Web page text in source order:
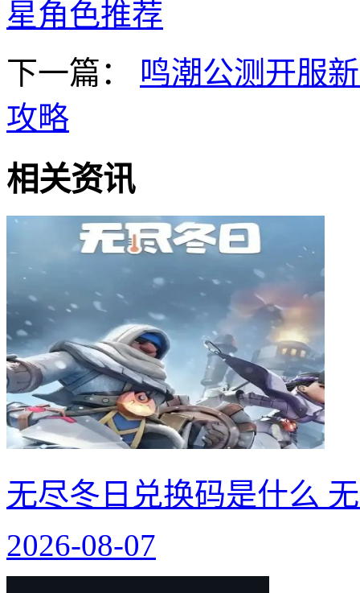
星角色推荐
下一篇：
鸣潮公测开服
攻略
相关资讯
无尽冬日兑换码是什么
2026-08-07